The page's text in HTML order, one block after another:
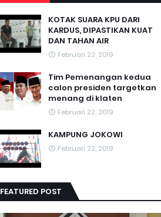
KOTAK SUARA KPU DARI
KARDUS, DIPASTIKAN KUAT
DAN TAHAN AIR
Februari 22, 2019
Tim Pemenangan kedua
calon presiden targetkan
menang di klaten
Februari 22, 2019
KAMPUNG JOKOWI
Februari 22, 2019
FEATURED POST